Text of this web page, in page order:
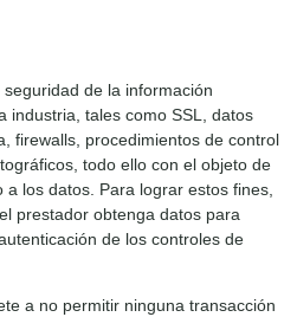
de la información
industria, tales como SSL, datos
firewalls, procedimientos de control
todo ello con el objeto de
los datos. Para lograr estos fines,
prestador obtenga datos para
de los controles de
a no permitir ninguna transacción